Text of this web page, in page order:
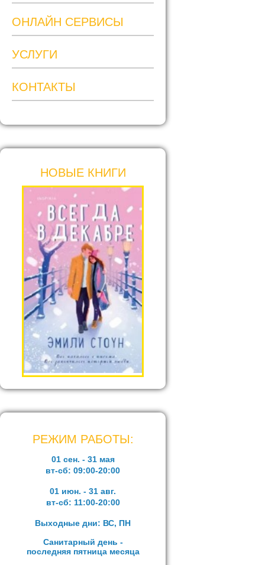
ОНЛАЙН СЕРВИСЫ
УСЛУГИ
КОНТАКТЫ
НОВЫЕ КНИГИ
РЕЖИМ РАБОТЫ:
01 сен. - 31 мая
вт-сб: 09:00-20:00
01 июн. - 31 авг.
вт-сб: 11:00-20:00
Выходные дни: ВС, ПН
Санитарный день -
последняя пятница месяца